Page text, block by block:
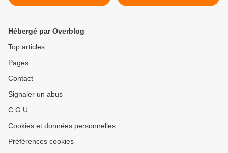
Hébergé par Overblog
Top articles
Pages
Contact
Signaler un abus
C.G.U.
Cookies et données personnelles
Préférences cookies